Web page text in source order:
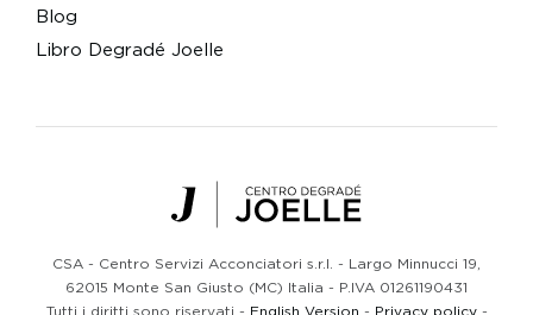
Blog
Libro Degradé Joelle
Centro Degradé Joelle
CSA - Centro Servizi Acconciatori s.r.l. - Largo Minnucci 19,
62015 Monte San Giusto (MC) Italia - P.IVA 01261190431
Tutti i diritti sono riservati - English Version - Privacy policy-